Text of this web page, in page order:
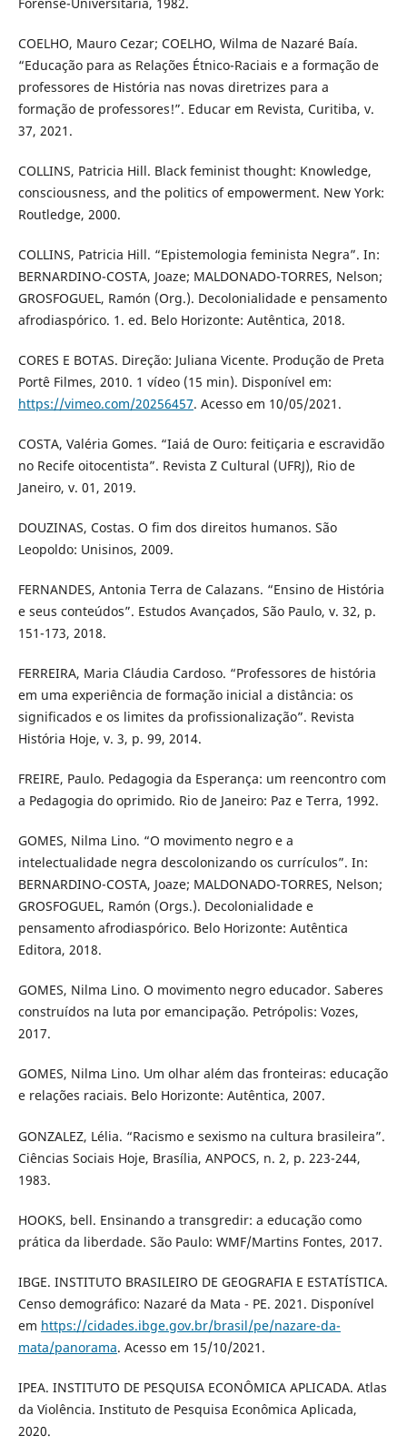
COELHO, Mauro Cezar; COELHO, Wilma de Nazaré Baía.
“Educação para as Relações Étnico-Raciais e a formação de
professores de História nas novas diretrizes para a
formação de professores!”. Educar em Revista, Curitiba, v.
37, 2021.
COLLINS, Patricia Hill. Black feminist thought: Knowledge,
consciousness, and the politics of empowerment. New York:
Routledge, 2000.
COLLINS, Patricia Hill. “Epistemologia feminista Negra”. In:
BERNARDINO-COSTA, Joaze; MALDONADO-TORRES, Nelson;
GROSFOGUEL, Ramón (Org.). Decolonialidade e pensamento
afrodiaspórico. 1. ed. Belo Horizonte: Autêntica, 2018.
CORES E BOTAS. Direção: Juliana Vicente. Produção de Preta
Portê Filmes, 2010. 1 vídeo (15 min). Disponível em:
https://vimeo.com/20256457. Acesso em 10/05/2021.
COSTA, Valéria Gomes. “Iaiá de Ouro: feitiçaria e escravidão
no Recife oitocentista”. Revista Z Cultural (UFRJ), Rio de
Janeiro, v. 01, 2019.
DOUZINAS, Costas. O fim dos direitos humanos. São
Leopoldo: Unisinos, 2009.
FERNANDES, Antonia Terra de Calazans. “Ensino de História
e seus conteúdos”. Estudos Avançados, São Paulo, v. 32, p.
151-173, 2018.
FERREIRA, Maria Cláudia Cardoso. “Professores de história
em uma experiência de formação inicial a distância: os
significados e os limites da profissionalização”. Revista
História Hoje, v. 3, p. 99, 2014.
FREIRE, Paulo. Pedagogia da Esperança: um reencontro com
a Pedagogia do oprimido. Rio de Janeiro: Paz e Terra, 1992.
GOMES, Nilma Lino. “O movimento negro e a
intelectualidade negra descolonizando os currículos”. In:
BERNARDINO-COSTA, Joaze; MALDONADO-TORRES, Nelson;
GROSFOGUEL, Ramón (Orgs.). Decolonialidade e
pensamento afrodiaspórico. Belo Horizonte: Autêntica
Editora, 2018.
GOMES, Nilma Lino. O movimento negro educador. Saberes
construídos na luta por emancipação. Petrópolis: Vozes,
2017.
GOMES, Nilma Lino. Um olhar além das fronteiras: educação
e relações raciais. Belo Horizonte: Autêntica, 2007.
GONZALEZ, Lélia. “Racismo e sexismo na cultura brasileira”.
Ciências Sociais Hoje, Brasília, ANPOCS, n. 2, p. 223-244,
1983.
HOOKS, bell. Ensinando a transgredir: a educação como
prática da liberdade. São Paulo: WMF/Martins Fontes, 2017.
IBGE. INSTITUTO BRASILEIRO DE GEOGRAFIA E ESTATÍSTICA.
Censo demográfico: Nazaré da Mata - PE. 2021. Disponível
em https://cidades.ibge.gov.br/brasil/pe/nazare-da-
mata/panorama. Acesso em 15/10/2021.
IPEA. INSTITUTO DE PESQUISA ECONÔMICA APLICADA. Atlas
da Violência. Instituto de Pesquisa Econômica Aplicada,
2020.